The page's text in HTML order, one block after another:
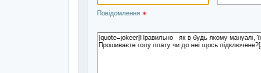
Повідомлення